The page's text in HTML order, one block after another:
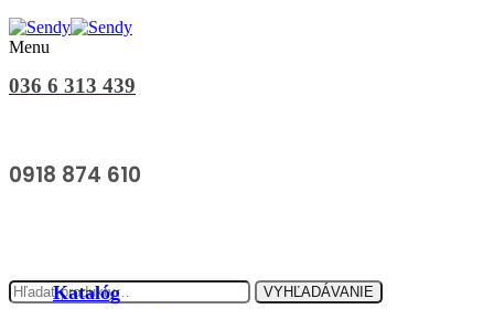
Menu
036 6 313 439
0918 874 610
VYHĽADÁVANIE
Katalóg